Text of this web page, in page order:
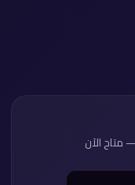
متاح الآن